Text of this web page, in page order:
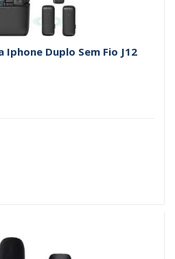
Duplo Sem Fio J12